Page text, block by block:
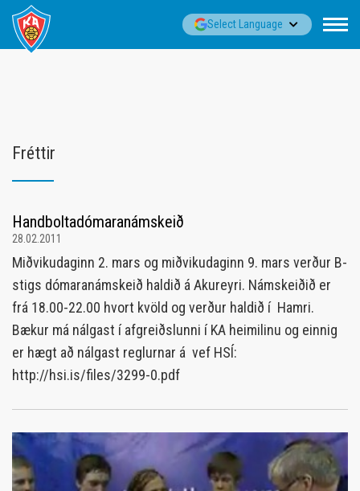
Fara
Select Language▼
Fréttir
Handboltadómaranámskeið
28.02.2011
Miðvikudaginn 2. mars og miðvikudaginn 9. mars verður B-
stigs dómaranámskeið haldið á Akureyri. Námskeiðið er
frá 18.00-22.00 hvort kvöld og verður haldið í Hamri.
Bækur má nálgast í afgreiðslunni í KA heimilinu og einnig
er hægt að nálgast reglurnar á vef HSÍ:
http://hsi.is/files/3299-0.pdf